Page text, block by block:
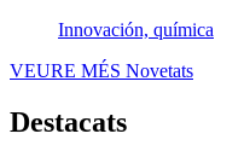
Innovación, química
VEURE MÉS Novetats
Destacats